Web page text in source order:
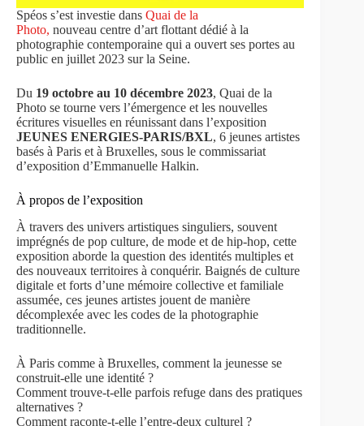
Spéos s’est investie dans Quai de la
Photo, nouveau centre d’art flottant dédié à la
photographie contemporaine qui a ouvert ses portes au
public en juillet 2023 sur la Seine.
Du 19 octobre au 10 décembre 2023, Quai de la
Photo se tourne vers l’émergence et les nouvelles
écritures visuelles en réunissant dans l’exposition
JEUNES ENERGIES-PARIS/BXL, 6 jeunes artistes
basés à Paris et à Bruxelles, sous le commissariat
d’exposition d’Emmanuelle Halkin.
À propos de l’exposition
À travers des univers artistiques singuliers, souvent
imprégnés de pop culture, de mode et de hip-hop, cette
exposition aborde la question des identités multiples et
des nouveaux territoires à conquérir. Baignés de culture
digitale et forts d’une mémoire collective et familiale
assumée, ces jeunes artistes jouent de manière
décomplexée avec les codes de la photographie
traditionnelle.
À Paris comme à Bruxelles, comment la jeunesse se
construit-elle une identité ?
Comment trouve-t-elle parfois refuge dans des pratiques
alternatives ?
Comment raconte-t-elle l’entre-deux culturel ?